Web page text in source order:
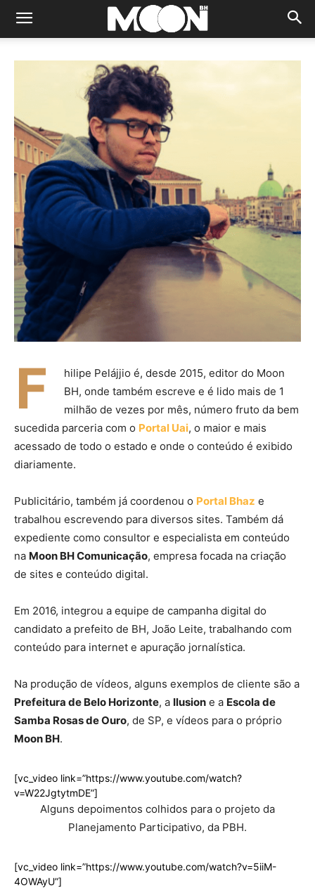
F
hilipe Pelájjio é, desde 2015, editor do Moon
BH, onde também escreve e é lido mais de 1
milhão de vezes por mês, número fruto da bem
sucedida parceria com o Portal Uai, o maior e mais
acessado de todo o estado e onde o conteúdo é exibido
diariamente.
Publicitário, também já coordenou o Portal Bhaz e
trabalhou escrevendo para diversos sites. Também dá
expediente como consultor e especialista em conteúdo
na Moon BH Comunicação, empresa focada na criação
de sites e conteúdo digital.
Em 2016, integrou a equipe de campanha digital do
candidato a prefeito de BH, João Leite, trabalhando com
conteúdo para internet e apuração jornalística.
Na produção de vídeos, alguns exemplos de cliente são a
Prefeitura de Belo Horizonte, a Ilusion e a Escola de
Samba Rosas de Ouro, de SP, e vídeos para o próprio
Moon BH.
[vc_video link=”https://www.youtube.com/watch?
v=W22JgtytmDE”]
Alguns depoimentos colhidos para o projeto da
Planejamento Participativo, da PBH.
[vc_video link=”https://www.youtube.com/watch?v=5iiM-
4OWAyU”]